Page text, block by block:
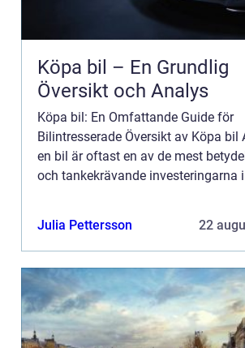
Köpa bil – En Grundlig
Översikt och Analys
Köpa bil: En Omfattande Guide för
Bilintresserade Översikt av Köpa bil
en bil är oftast en av de mest
och tankekrävande investeringarna
...
Julia Pettersson 22